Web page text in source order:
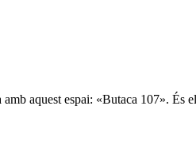
aquest espai: «Butaca 107».